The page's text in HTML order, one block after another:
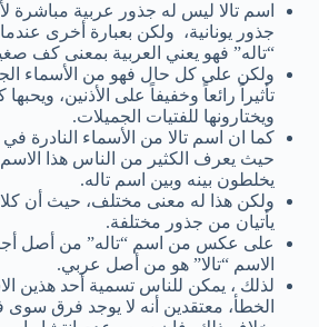
اسم تالا ليس له جذور عربية مباشرة
جذور يونانية، ولكن بعبارة أخرى
“تاله” فهو يعني العربية بمعنى كف
ولكن على كل حال فهو من الأسماء
تأثيراً رائعاً وخفيفاً على الأذنين،
ويختارونها للفتيات الجميلات.
كما ان اسم تالا من الأسماء النادرة في
حيث يعرف الكثير من الناس هذا
يخلطون بينه وبين اسم تاله.
ولكن هذا له معنى مختلف، حيث أن
يأتيان من جذور مختلفة.
على عكس من اسم “تاله” من أصل
الاسم “تالا” هو من أصل عربي.
لذلك ، يمكن للناس تسمية أحد هذين
الخطأ، معتقدين أنه لا يوجد فرق سوى